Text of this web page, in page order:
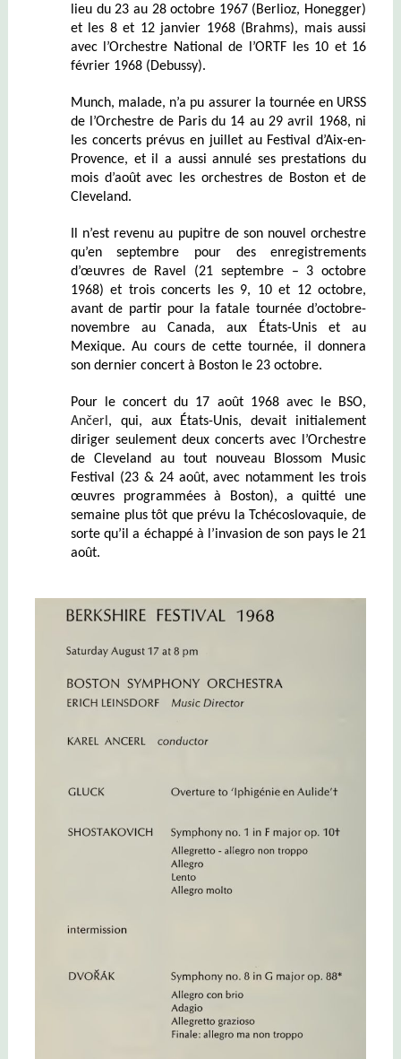
lieu du 23 au 28 octobre 1967 (Berlioz, Honegger)
et les 8 et 12 janvier 1968 (Brahms), mais aussi
avec l’Orchestre National de l’ORTF les 10 et 16
février 1968 (Debussy).
Munch, malade, n’a pu assurer la tournée en URSS
de l’Orchestre de Paris du 14 au 29 avril 1968, ni
les concerts prévus en juillet au Festival d’Aix-en-
Provence, et il a aussi annulé ses prestations du
mois d’août avec les orchestres de Boston et de
Cleveland.
Il n’est revenu au pupitre de son nouvel orchestre
qu’en septembre pour des enregistrements
d’œuvres de Ravel (21 septembre – 3 octobre
1968) et trois concerts les 9, 10 et 12 octobre,
avant de partir pour la fatale tournée d’octobre-
novembre au Canada, aux États-Unis et au
Mexique. Au cours de cette tournée, il donnera
son dernier concert à Boston le 23 octobre.
Pour le concert du 17 août 1968 avec le BSO,
Ančerl, qui, aux États-Unis, devait initialement
diriger seulement deux concerts avec l’Orchestre
de Cleveland au tout nouveau Blossom Music
Festival (23 & 24 août, avec notamment les trois
œuvres programmées à Boston), a quitté une
semaine plus tôt que prévu la Tchécoslovaquie, de
sorte qu’il a échappé à l’invasion de son pays le 21
août.